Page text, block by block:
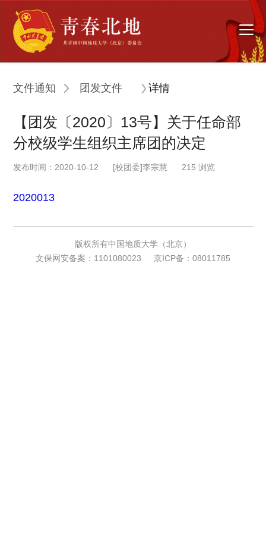
文件通知 团发文件 详情
【团发〔2020〕13号】关于任命部
分校级学生组织主席团的决定
发布时间：2020-10-12 [校团委]李宗慧 215 浏览
2020013
版权所有中国地质大学（北京）
文保网安备案：1101080023
京ICP备：08011785